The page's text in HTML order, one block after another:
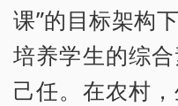
课”的目标架构
培养学生的综
己任。在农村